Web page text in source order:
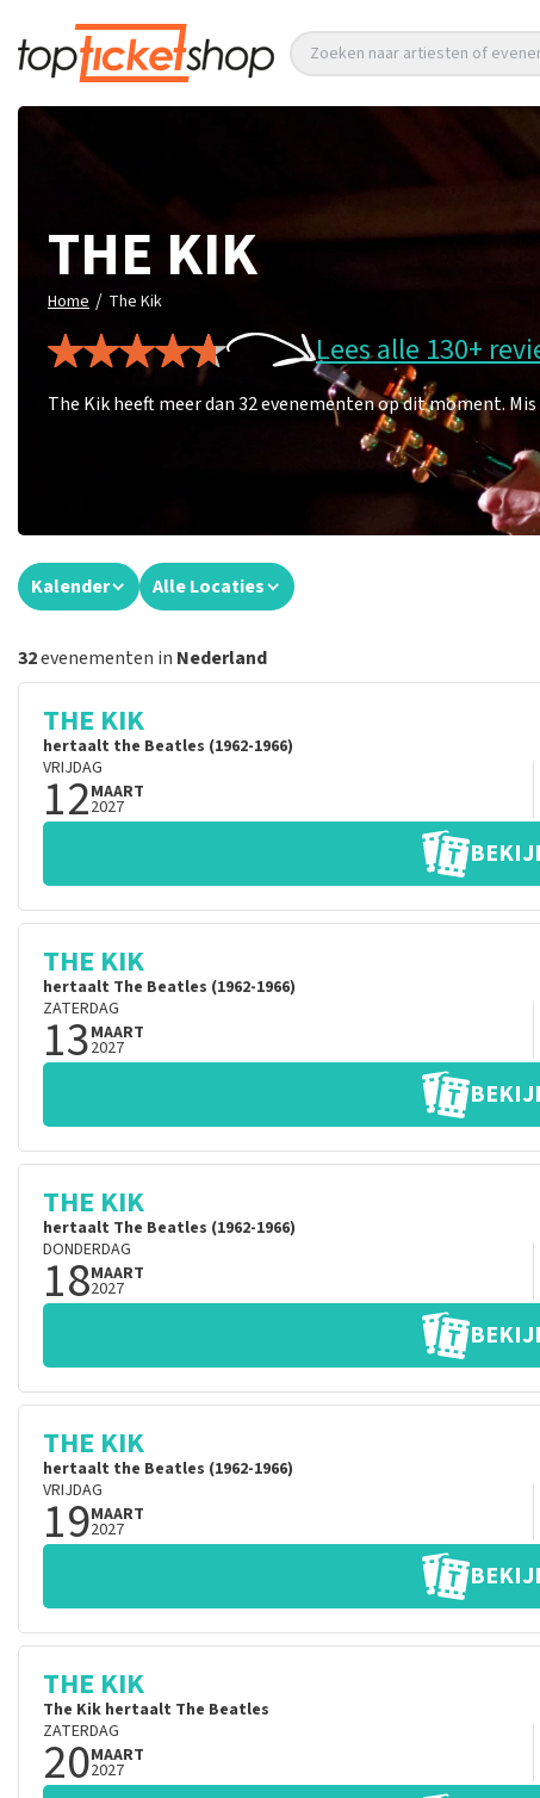
Zoeken naar artiesten of
THE KIK
Home / The Kik
Lees alle 130+
The Kik heeft meer dan 32 evenementen op dit moment.
Kalender Alle Locaties
32evenementen in Nederland
THE KIK
hertaalt the Beatles (1962-1966)
VRIJDAG
12MAART
2027
THE KIK
hertaalt The Beatles (1962-1966)
ZATERDAG
13MAART
2027
THE KIK
hertaalt The Beatles (1962-1966)
DONDERDAG
18MAART
2027
THE KIK
hertaalt the Beatles (1962-1966)
VRIJDAG
19MAART
2027
THE KIK
The Kik hertaalt The Beatles
ZATERDAG
20MAART
2027